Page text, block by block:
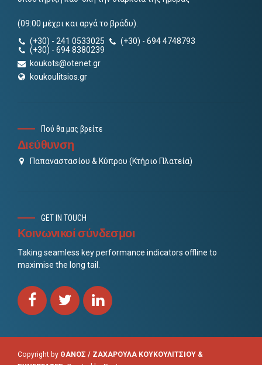
(09:00 μέχρι και αργά το βράδυ).
(+30) - 241 0533025
(+30) - 694 4748793
(+30) - 694 8380239
koukots@otenet.gr
koukoulitsios.gr
Πού θα μας βρείτε
Διεύθυνση
Παπαναστασίου & Κύπρου (Κτήριο Πλατεία)
GET IN TOUCH
Κοινωνικοί σύνδεσμοι
Taking seamless key performance indicators offline to
maximise the long tail.
Copyright by ΘΑΝΟΣ / ΖΑΧΑΡΟΥΛΑ ΚΟΥΚΟΥΛΙΤΣΙΟΥ &